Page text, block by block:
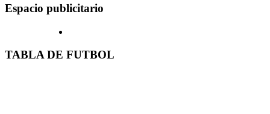
Espacio publicitario
TABLA DE FUTBOL